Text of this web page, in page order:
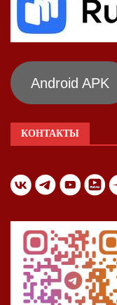
Android APK
КОНТАКТЫ